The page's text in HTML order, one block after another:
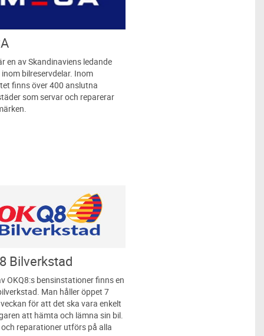
en av Skandinaviens ledande
bilreservdelar. Inom
finns över 400 anslutna
som servar och reparerar
Bilverkstad
OKQ8:s bensinstationer finns en
Man håller öppet 7
för att det ska vara enkelt
att hämta och lämna sin bil.
och reparationer utförs på alla